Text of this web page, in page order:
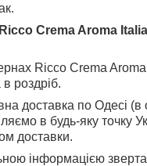
Crema Aroma
Ricco Crema
роздріб.
доставка по Одесі (в
в будь-яку точку
доставки.
інформацією